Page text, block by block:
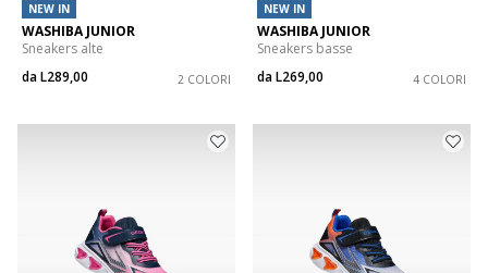
NEW IN
WASHIBA JUNIOR
Sneakers alte
daL289,00 2 COLORI
NEW IN
WASHIBA JUNIOR
Sneakers basse
daL269,00 4 COLORI